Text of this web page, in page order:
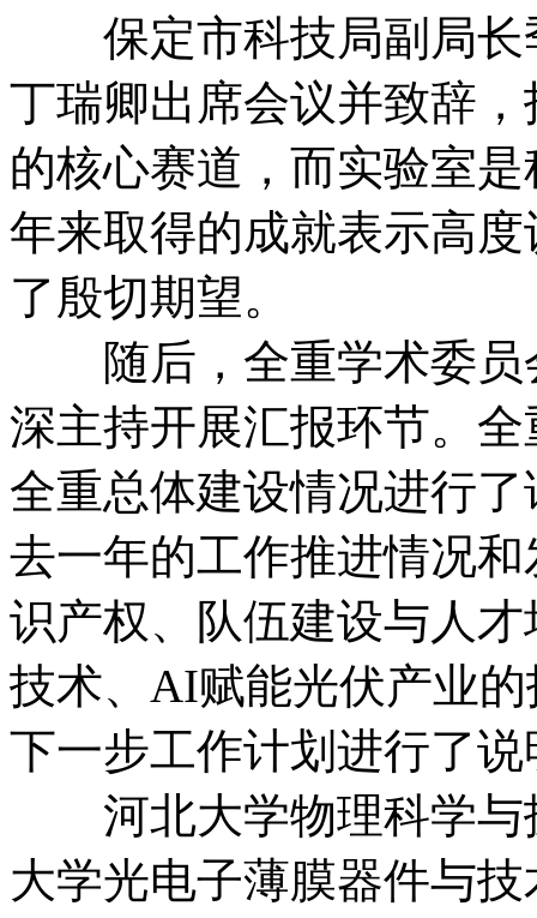
保定市科技局副局长
丁瑞卿出席会议并致辞
的核心赛道，而实验室
年来取得的成就表示高
了殷切期望。
随后，全重学术委员
深主持开展汇报环节。
全重总体建设情况进行
去一年的工作推进情况
识产权、队伍建设与人
技术、AI赋能光伏产业
下一步工作计划进行了说
河北大学物理科学与
大学光电子薄膜器件与